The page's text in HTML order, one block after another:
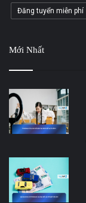
Đăng tuyển miễn phí
Mới Nhất